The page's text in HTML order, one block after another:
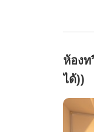
ห้อง
ได้))